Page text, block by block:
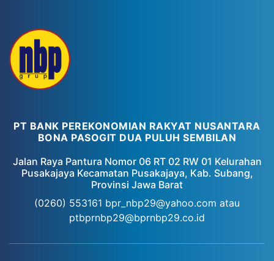
PT BANK PEREKONOMIAN RAKYAT NUSANTARA
BONA PASOGIT DUA PULUH SEMBILAN
Jalan Raya Pantura Nomor 06 RT 02 RW 01 Kelurahan
Pusakajaya Kecamatan Pusakajaya, Kab. Subang,
Provinsi Jawa Barat
(0260) 553161 bpr_nbp29@yahoo.com atau
ptbprnbp29@bprnbp29.co.id